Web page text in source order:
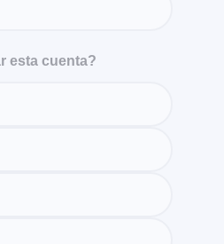
esta cuenta?